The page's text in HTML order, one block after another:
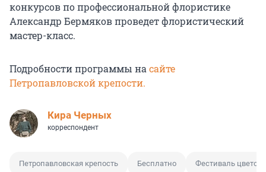
конкурсов по профессиональной флористике
Александр Бермяков проведет флористический
мастер-класс.
Подробности программы насайте
Петропавловской крепости.
Кира Черных
корреспондент
Петропавловская крепость Бесплатно Фестиваль цветов